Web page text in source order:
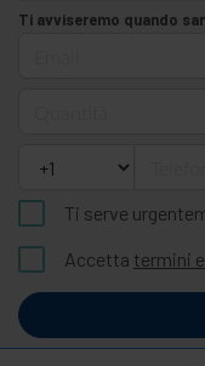
Ti avviseremo quando
Ti serve
Accetta termini